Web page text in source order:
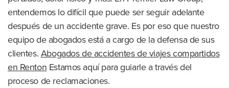
entendemos lo difícil que puede ser seguir adelante
después de un accidente grave. Es por eso que nuestro
equipo de abogados está a cargo de la defensa de sus
clientes.Abogados de accidentes de viajes compartidos
en Renton Estamos aquí para guiarle a través del
proceso de reclamaciones.